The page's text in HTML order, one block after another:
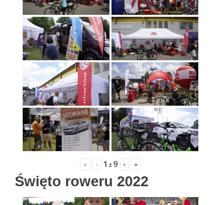
« ‹ 1 z9 › »
Święto roweru 2022